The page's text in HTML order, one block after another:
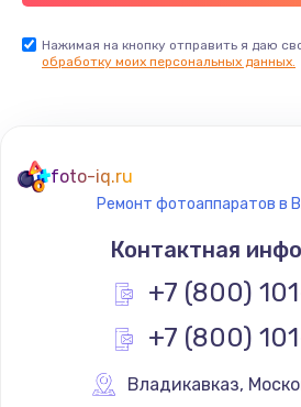
Нажимая на кнопку отправить я даю
обработку моих персональных данных.
foto-iq.ru
Ремонт фотоаппаратов в
Контактная
+7 (800)
+7 (800)
Владикавказ,